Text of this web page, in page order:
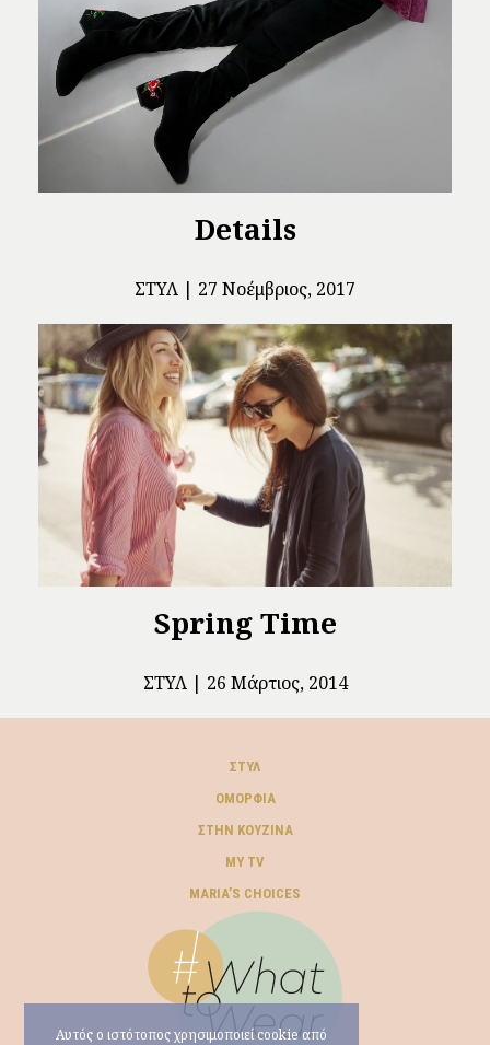
Details
ΣΤΥΛ 27 Νοέμβριος, 2017
Spring Time
ΣΤΥΛ 26 Μάρτιος, 2014
ΣΤΥΛ
ΟΜΟΡΦΙΆ
ΣΤΗΝ ΚΟΥΖΊΝΑ
MY TV
ΜARIA’S CHOICES
Αυτός ο ιστότοπος χρησιμοποιεί cookie από